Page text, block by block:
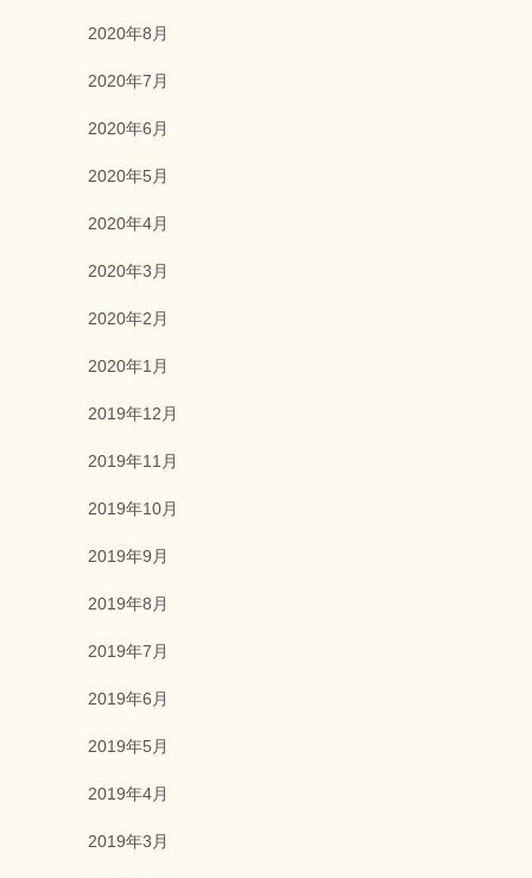
2020年8月
2020年7月
2020年6月
2020年5月
2020年4月
2020年3月
2020年2月
2020年1月
2019年12月
2019年11月
2019年10月
2019年9月
2019年8月
2019年7月
2019年6月
2019年5月
2019年4月
2019年3月